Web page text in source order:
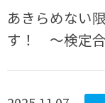
あきらめない
す！ ～検定